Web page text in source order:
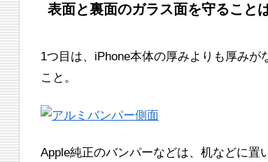
表面と裏面のガラス面を守ること
1つ目は、iPhone本体の厚みよりも厚み
こと。
Apple純正のバンパーなどは、机などに置